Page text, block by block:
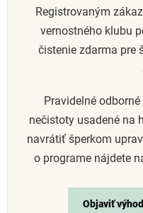
Registrovaným
vernostného klubu
čistenie zdarma pre
Pravidelné
nečistoty usadené na
navrátiť šperkom
o programe nájdete
Objaviť